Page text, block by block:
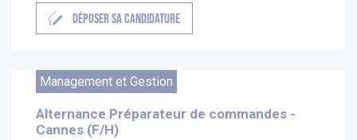
DÉPOSER SA CANDIDATURE
Management et Gestion
Alternance Préparateur de commandes -
Cannes (F/H)